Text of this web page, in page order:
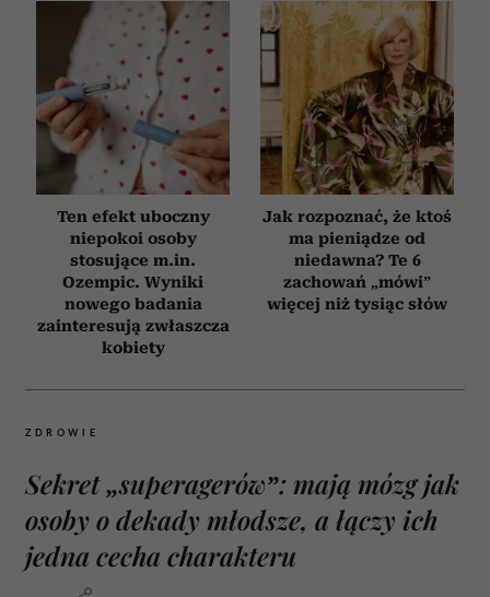
Ten efekt uboczny
niepokoi osoby
stosujące m.in.
Ozempic. Wyniki
nowego badania
zainteresują zwłaszcza
kobiety
Jak rozpoznać, że ktoś
ma pieniądze od
niedawna? Te 6
zachowań „mówi”
więcej niż tysiąc słów
ZDROWIE
Sekret „superagerów”: mają mózg jak
osoby o dekady młodsze, a łączy ich
jedna cecha charakteru